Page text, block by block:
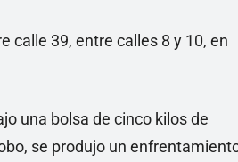
calle 39, entre calles 8 y 10, en
una bolsa de cinco kilos de
se produjo un